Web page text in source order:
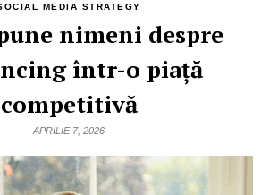
MEDIA STRATEGY
nimeni despre
într-o piață
competitivă
APRILIE 7, 2026